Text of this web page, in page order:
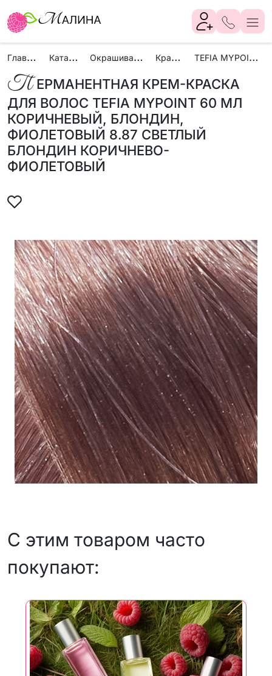
Г
лавная К
аталог О
крашивание К
раски T
EFIA MYPOINT
П ЕРМАНЕНТНАЯ КРЕМ-КРАСКА
ДЛЯ ВОЛОС TEFIA MYPOINT 60 МЛ
КОРИЧНЕВЫЙ, БЛОНДИН,
ФИОЛЕТОВЫЙ 8.87 СВЕТЛЫЙ
БЛОНДИН КОРИЧНЕВО-
ФИОЛЕТОВЫЙ
С этим товаром часто
покупают: